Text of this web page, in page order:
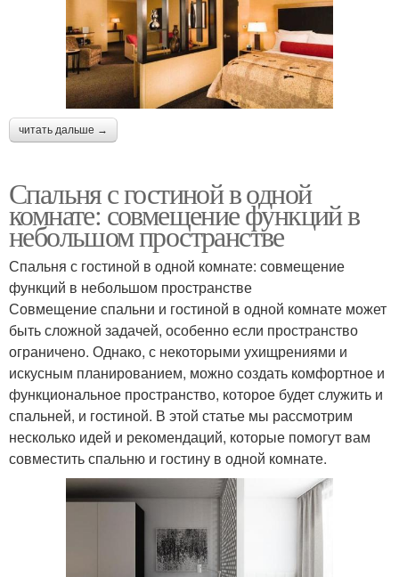
читать дальше →
Спальня с гостиной в одной
комнате: совмещение функций в
небольшом пространстве
Спальня с гостиной в одной комнате: совмещение
функций в небольшом пространстве
Совмещение спальни и гостиной в одной комнате может
быть сложной задачей, особенно если пространство
ограничено. Однако, с некоторыми ухищрениями и
искусным планированием, можно создать комфортное и
функциональное пространство, которое будет служить и
спальней, и гостиной. В этой статье мы рассмотрим
несколько идей и рекомендаций, которые помогут вам
совместить спальню и гостину в одной комнате.